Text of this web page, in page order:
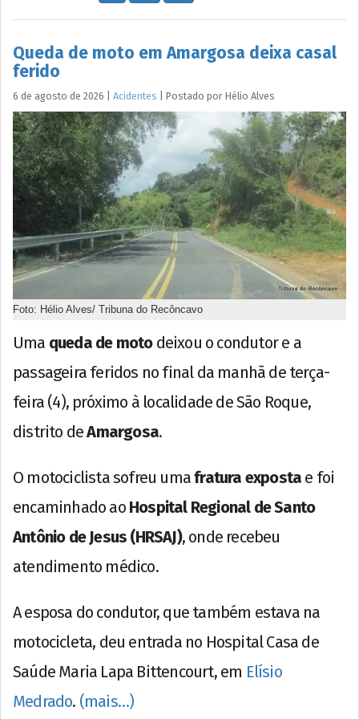
Queda de moto em Amargosa deixa casal
ferido
6 de agosto de 2026 Acidentes Postado por Hélio Alves
Foto: Hélio Alves/ Tribuna do Recôncavo
Uma queda de motodeixou o condutor e a
passageira feridos no final da manhã de terça-
feira (4), próximo à localidade de São Roque,
distrito deAmargosa.
O motociclista sofreu umafratura exposta e foi
encaminhado ao Hospital Regional de Santo
Antônio de Jesus (HRSAJ), onde recebeu
atendimento médico.
A esposa do condutor, que também estava na
motocicleta, deu entrada no Hospital Casa de
Saúde Maria Lapa Bittencourt, em Elísio
Medrado. (mais…)